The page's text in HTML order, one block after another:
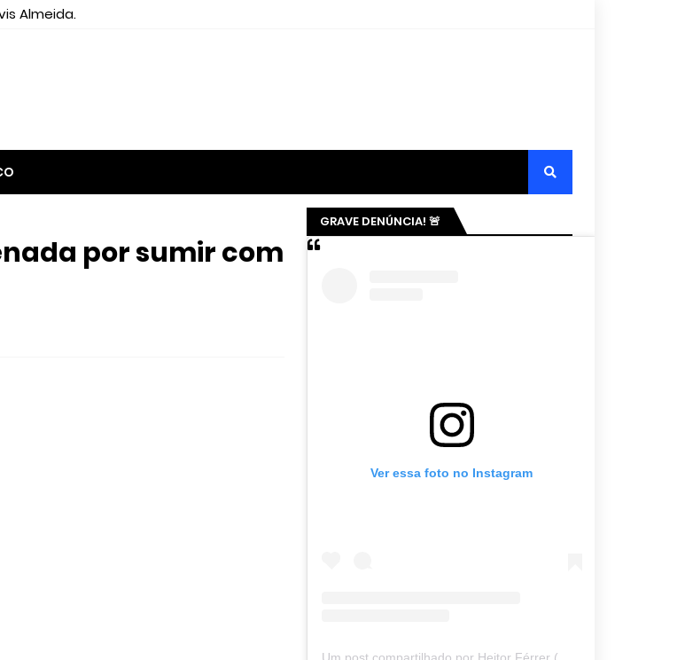
Almeida.
por sumir com
GRAVE DENÚNCIA! 🚨
Ver essa foto no Instagram
Um post compartilhado por Heitor Férrer (@heitor_ferrer77)